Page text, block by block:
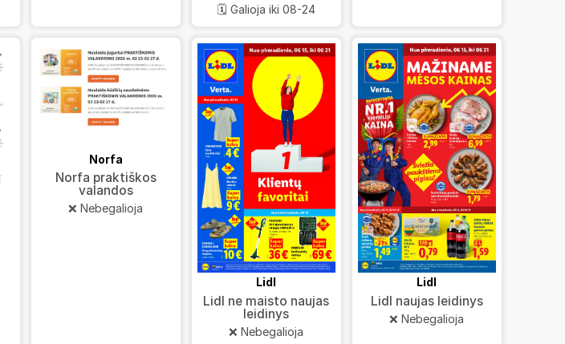
🗓️ Galioja iki 08-24
Norfa
Norfa praktiškos
valandos
❌ Nebegalioja
Lidl
Lidl ne maisto naujas
leidinys
❌ Nebegalioja
Lidl
Lidl naujas leidinys
❌ Nebegalioja